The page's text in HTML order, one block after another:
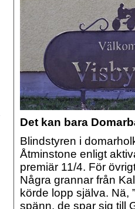
Det kan bara
Blindstyren i
Åtminstone enligt
premiär 11/4. För
Några grannar från
körde lopp själva. Nä,
spänn, de spar sig till